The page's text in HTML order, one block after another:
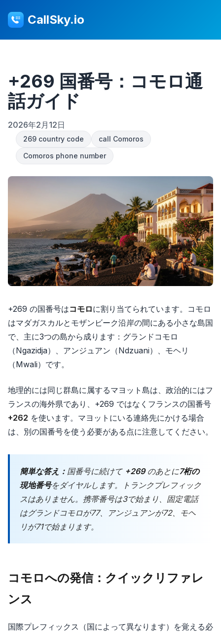
CallSky.io
+269 国番号：コモロ通
話ガイド
2026年2月12日
269 country code
call Comoros
Comoros phone number
+269 の国番号はコモロに割り当てられています。コモロ
はマダガスカルとモザンビーク沿岸の間にある小さな島国
で、主に3つの島から成ります：グランドコモロ
（Ngazidja）、アンジュアン（Ndzuani）、モヘリ
（Mwali）です。
地理的には同じ群島に属するマヨット島は、政治的にはフ
ランスの海外県であり、+269 ではなくフランスの国番号
+262 を使います。マヨットにいる連絡先にかける場合
は、別の国番号を使う必要がある点に注意してください。
簡単な答え： 国番号に続けて +269のあとに7桁の
現地番号をダイヤルします。トランクプレフィック
スはありません。携帯番号は3で始まり、固定電話
はグランドコモロが77、アンジュアンが72、モヘ
リが71で始まります。
コモロへの発信：クイックリファレ
ンス
国際プレフィックス（国によって異なります）を覚える必